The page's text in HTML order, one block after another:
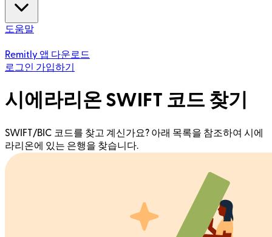
도움말
Remitly 앱 다운로드
로그인 가입하기
시에라리온 SWIFT 코드 찾기
SWIFT/BIC 코드를 찾고 계신가요? 아래 목록을 참조하여 시에
라리온에 있는 은행을 찾습니다.